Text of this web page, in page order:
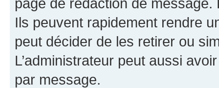
Ils peuvent rapidement rendre
peut décider de les retirer ou
L’administrateur peut aussi
par message.